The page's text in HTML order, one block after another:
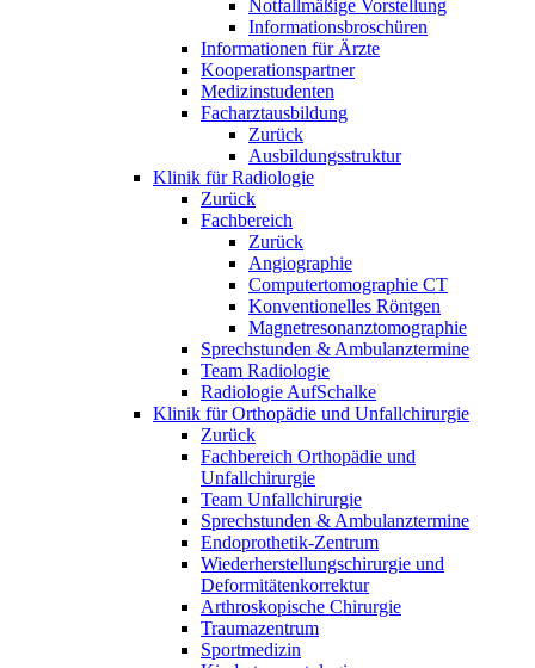
Notfallmäßige Vorstellung
Informationsbroschüren
Informationen für Ärzte
Kooperationspartner
Medizinstudenten
Facharztausbildung
Zurück
Ausbildungsstruktur
Klinik für Radiologie
Zurück
Fachbereich
Zurück
Angiographie
Computertomographie CT
Konventionelles Röntgen
Magnetresonanztomographie
Sprechstunden & Ambulanztermine
Team Radiologie
Radiologie AufSchalke
Klinik für Orthopädie und Unfallchirurgie
Zurück
Fachbereich Orthopädie und
Unfallchirurgie
Team Unfallchirurgie
Sprechstunden & Ambulanztermine
Endoprothetik-Zentrum
Wiederherstellungschirurgie und
Deformitätenkorrektur
Arthroskopische Chirurgie
Traumazentrum
Sportmedizin